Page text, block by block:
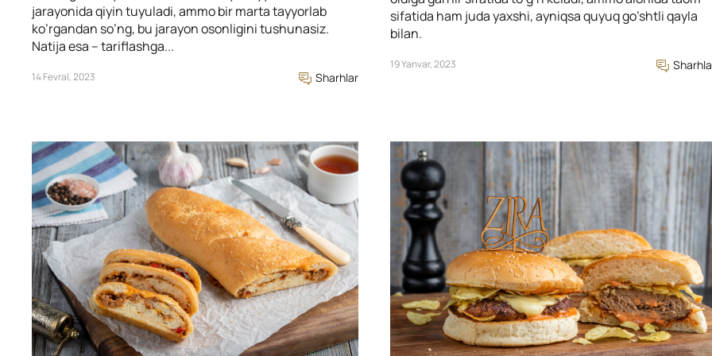
jarayonida qiyin tuyuladi, ammo bir marta tayyorlab
ko’rgandan so’ng, bu jarayon osonligini tushunasiz.
Natija esa – tariflashga...
14 Fevral, 2023 Sharhlar
sifatida ham juda yaxshi, ayniqsa quyuq go’shtli qayla
bilan.
19 Yanvar, 2023